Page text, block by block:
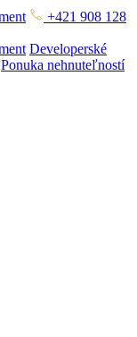
+421 908 128
Developerské
Ponuka nehnuteľností